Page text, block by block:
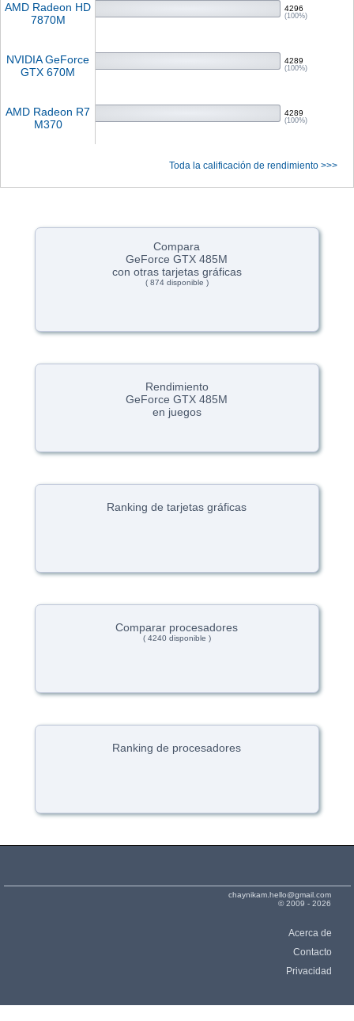
AMD Radeon HD
7870M
4296
(100%)
NVIDIA GeForce
GTX 670M
4289
(100%)
AMD Radeon R7
M370
4289
(100%)
Toda la calificación de rendimiento >>>
Compara
GeForce GTX 485M
con otras tarjetas gráficas
( 874 disponible )
Rendimiento
GeForce GTX 485M
en juegos
Ranking de tarjetas gráficas
Comparar procesadores
( 4240 disponible )
Ranking de procesadores
chaynikam.hello@gmail.com
© 2009 - 2026
Acerca de
Contacto
Privacidad